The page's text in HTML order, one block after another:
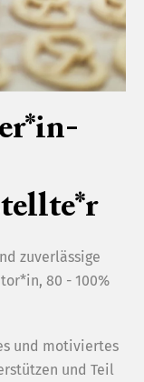
zuverlässige
80 - 100%
und motiviertes
und Teil